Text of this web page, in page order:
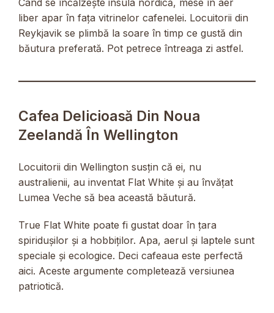
Când se încălzește insula nordică, mese în aer
liber apar în fața vitrinelor cafenelei. Locuitorii din
Reykjavik se plimbă la soare în timp ce gustă din
băutura preferată. Pot petrece întreaga zi astfel.
Cafea Delicioasă Din Noua
Zeelandă În Wellington
Locuitorii din Wellington susțin că ei, nu
australienii, au inventat Flat White și au învățat
Lumea Veche să bea această băutură.
True Flat White poate fi gustat doar în țara
spiridușilor și a hobbiților. Apa, aerul și laptele sunt
speciale și ecologice. Deci cafeaua este perfectă
aici. Aceste argumente completează versiunea
patriotică.